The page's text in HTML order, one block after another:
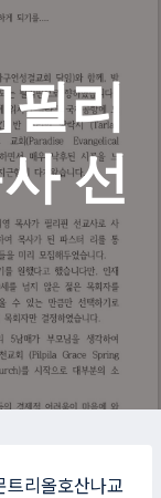
리
선
트리올호산나교